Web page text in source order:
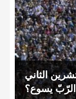
نشرة الاثنين 28 تشرين الثاني